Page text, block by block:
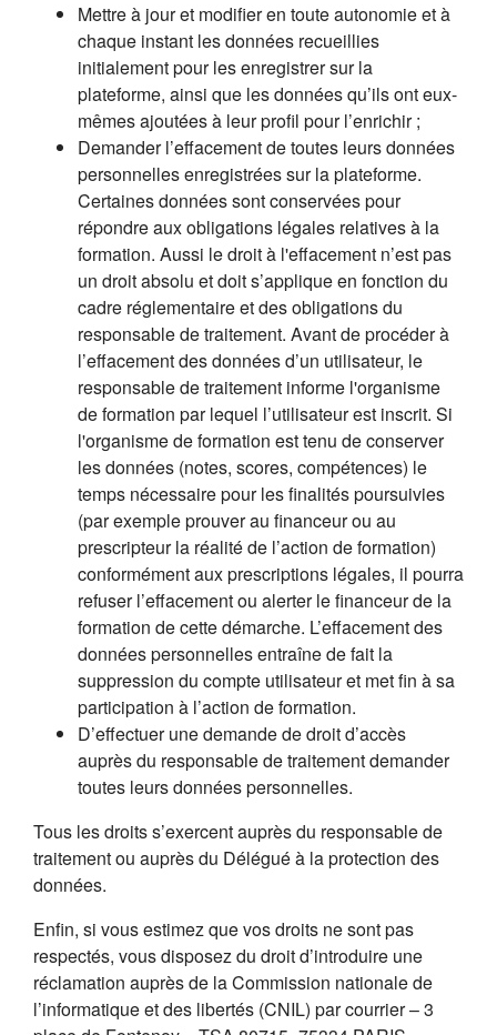
Mettre à jour et modifier en toute autonomie et à
chaque instant les données recueillies
initialement pour les enregistrer sur la
plateforme, ainsi que les données qu’ils ont eux-
mêmes ajoutées à leur profil pour l’enrichir ;
Demander l’effacement de toutes leurs données
personnelles enregistrées sur la plateforme.
Certaines données sont conservées pour
répondre aux obligations légales relatives à la
formation. Aussi le droit à l'effacement n’est pas
un droit absolu et doit s’applique en fonction du
cadre réglementaire et des obligations du
responsable de traitement. Avant de procéder à
l’effacement des données d’un utilisateur, le
responsable de traitement informe l'organisme
de formation par lequel l’utilisateur est inscrit. Si
l'organisme de formation est tenu de conserver
les données (notes, scores, compétences) le
temps nécessaire pour les finalités poursuivies
(par exemple prouver au financeur ou au
prescripteur la réalité de l’action de formation)
conformément aux prescriptions légales, il pourra
refuser l’effacement ou alerter le financeur de la
formation de cette démarche. L’effacement des
données personnelles entraîne de fait la
suppression du compte utilisateur et met fin à sa
participation à l’action de formation.
D’effectuer une demande de droit d’accès
auprès du responsable de traitement demander
toutes leurs données personnelles.
Tous les droits s’exercent auprès du responsable de
traitement ou auprès du Délégué à la protection des
données.
Enfin, si vous estimez que vos droits ne sont pas
respectés, vous disposez du droit d’introduire une
réclamation auprès de la Commission nationale de
l’informatique et des libertés (CNIL) par courrier – 3